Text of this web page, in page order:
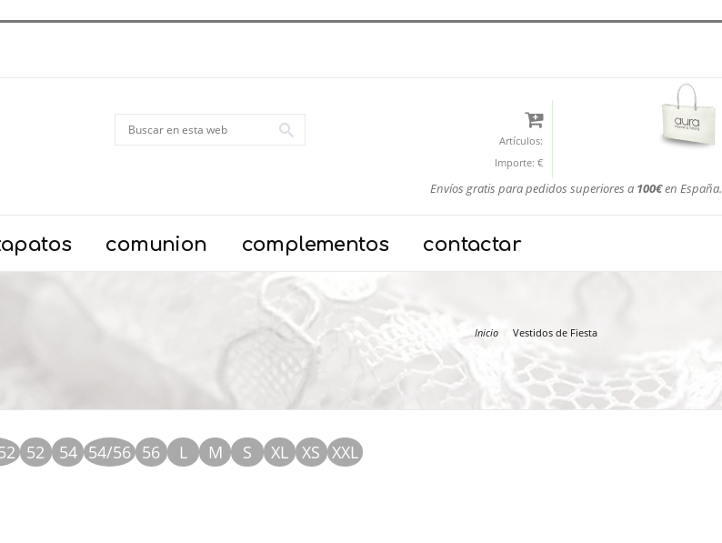
Artículos:
Importe: €
Envíos gratis para pedidos superiores a 100€en España.
comunion complementos contactar
Inicio Vestidos de Fiesta
52 54 54/56 56 L M S XL XS XXL